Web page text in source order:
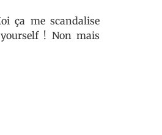
ça me scandalise
! Non mais